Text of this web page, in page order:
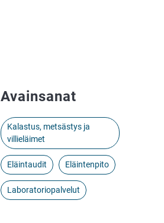
Avainsanat
Kalastus, metsästys ja
villieläimet
Eläintaudit Eläintenpito
Laboratoriopalvelut